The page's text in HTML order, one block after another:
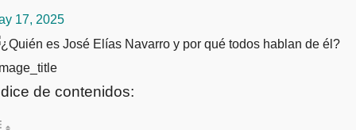
17, 2025
de contenidos: